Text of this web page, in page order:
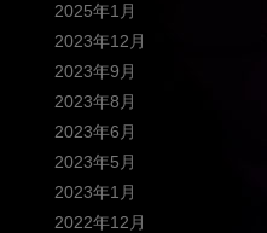
2025年1月
2023年12月
2023年9月
2023年8月
2023年6月
2023年5月
2023年1月
2022年12月